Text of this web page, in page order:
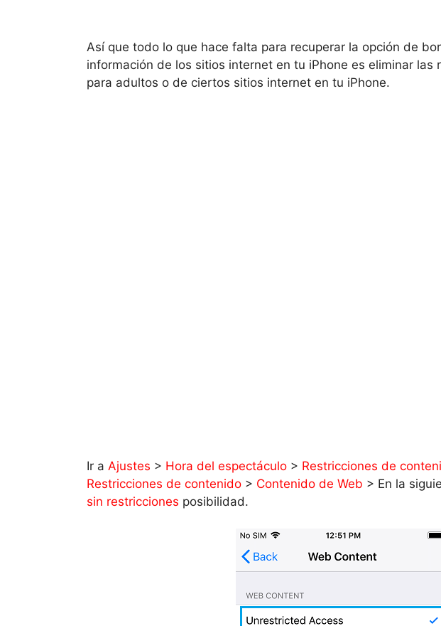
Así que todo lo que hace falta para recuperar la opción de
información de los sitios internet en tu iPhone es eliminar las
para adultos o de ciertos sitios internet en tu iPhone.
Ir a Ajustes > Hora del espectáculo > Restricciones de
Restricciones de contenido > Contenido de Web > En la
sin restricciones posibilidad.